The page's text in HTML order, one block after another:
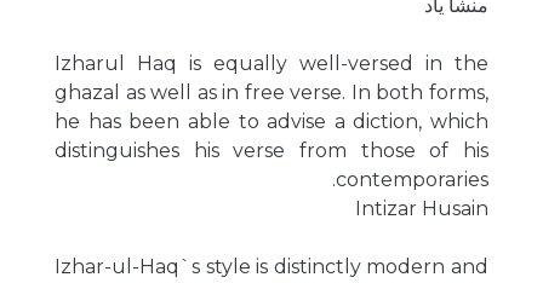
منشا یاد
Izharul Haq is equally well-versed in the
ghazal as well as in free verse. In both forms,
he has been able to advise a diction, which
distinguishes his verse from those of his
contemporaries.
Intizar Husain
Izhar-ul-Haq`s style is distinctly modern and